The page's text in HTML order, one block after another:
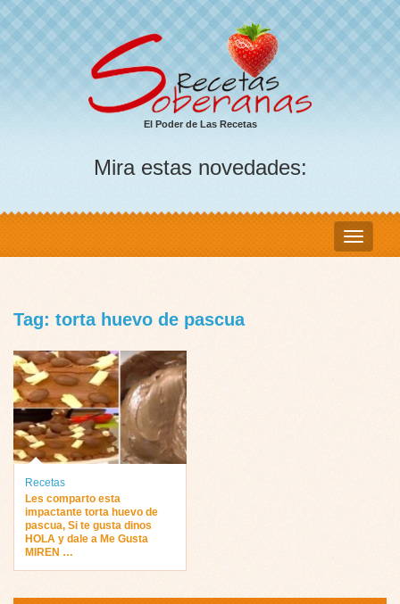
El Poder de Las Recetas
Mira estas novedades:
Tag: torta huevo de pascua
Recetas
Les comparto esta
impactante torta huevo de
pascua, Si te gusta dinos
HOLA y dale a Me Gusta
MIREN …